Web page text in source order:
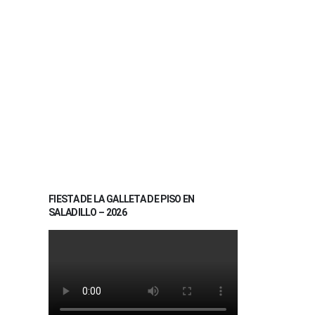
FIESTA DE LA GALLETA DE PISO EN
SALADILLO – 2026